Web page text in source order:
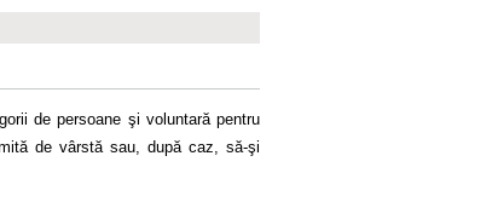
de persoane şi voluntară pentru
de vârstă sau, după caz, să-şi